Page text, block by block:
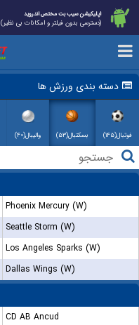
اپلیکیشن سیب بت مختص اندروید
(دسترسی بدون فیلتر و امکانات بی نظیر)
دسته بندی ورزش ها
فوتبال(۱۴۵) بسکتبال(۵۳) والیبال(۴۰)
Phoenix Mercury (W)
Seattle Storm (W)
Los Angeles Sparks (W)
Dallas Wings (W)
CD AB Ancud